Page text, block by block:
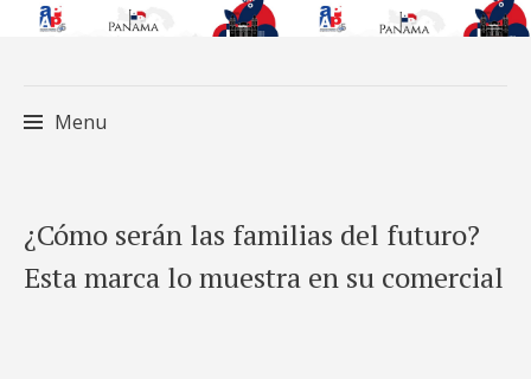
Menu
to
content
¿Cómo serán las familias del futuro?
Esta marca lo muestra en su comercial